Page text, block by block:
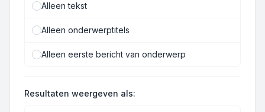
Alleen tekst
Alleen onderwerptitels
Alleen eerste bericht van onderwerp
Resultaten weergeven als: